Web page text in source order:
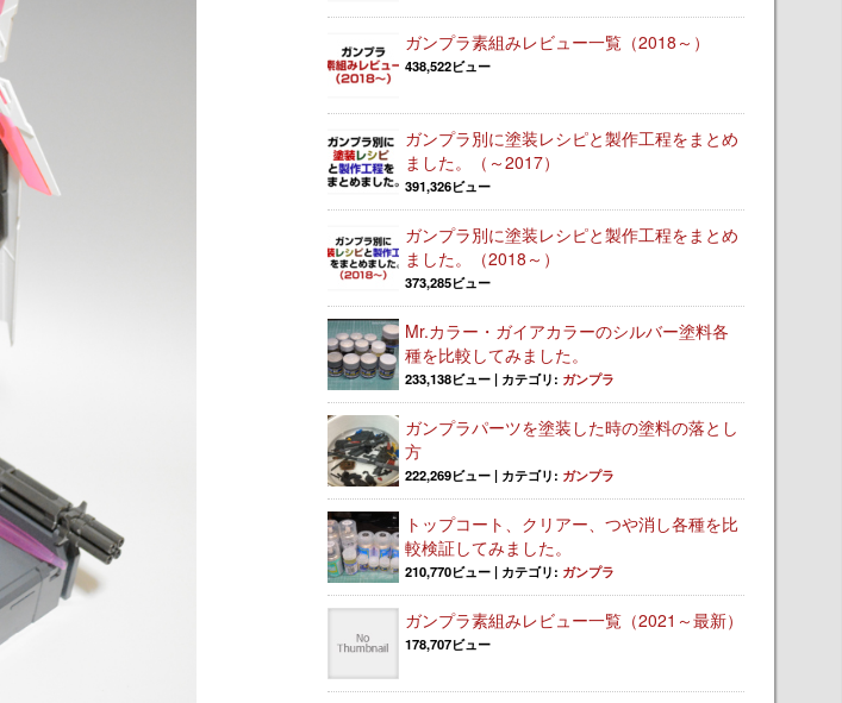
ガンプラ素組みレビュー一覧（2018～）
438,522ビュー
ガンプラ別に塗装レシピと製作工程をまとめ
ました。（～2017）
391,326ビュー
ガンプラ別に塗装レシピと製作工程をまとめ
ました。（2018～）
373,285ビュー
Mr.カラー・ガイアカラーのシルバー塗料各
種を比較してみました。
233,138ビュー | カテゴリ: ガンプラ
ガンプラパーツを塗装した時の塗料の落とし
方
222,269ビュー | カテゴリ: ガンプラ
トップコート、クリアー、つや消し各種を比
較検証してみました。
210,770ビュー | カテゴリ: ガンプラ
ガンプラ素組みレビュー一覧（2021～最新）
178,707ビュー